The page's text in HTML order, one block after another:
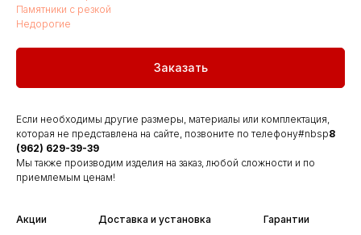
Памятники с резкой
Недорогие
Заказать
Если необходимы другие размеры, материалы или комплектация,
которая не представлена на сайте, позвоните по телефону#nbsp8
(962) 629-39-39
Мы также производим изделия на заказ, любой сложности и по
приемлемым ценам!
Акции Доставка и установка Гарантии